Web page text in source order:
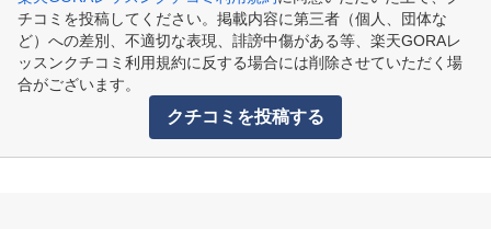
チコミを投稿してください。掲載内容に第三者（個人、団体な
ど）への差別、不適切な表現、誹謗中傷がある等、楽天GORAレ
ッスンクチコミ利用規約に反する場合には削除させていただく場
合がございます。
クチコミを投稿する